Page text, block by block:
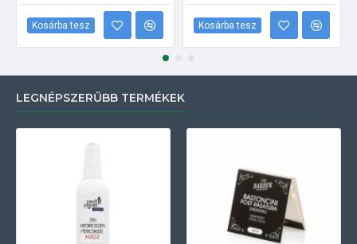
Kosárba tesz Kosárba tesz
LEGNÉPSZERŰBB TERMÉKEK